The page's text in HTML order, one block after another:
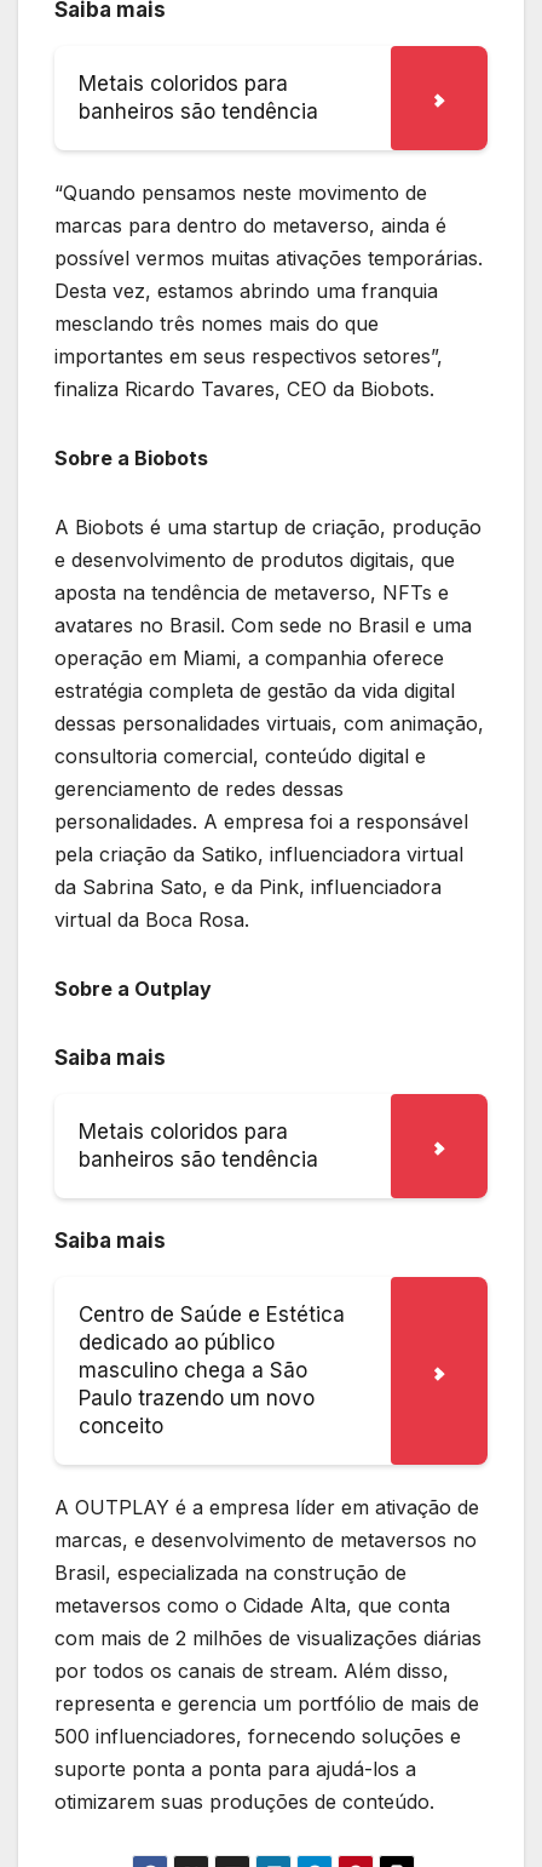
Saiba mais
Metais coloridos para
banheiros são tendência
“Quando pensamos neste movimento de
marcas para dentro do metaverso, ainda é
possível vermos muitas ativações temporárias.
Desta vez, estamos abrindo uma franquia
mesclando três nomes mais do que
importantes em seus respectivos setores”,
finaliza Ricardo Tavares, CEO da Biobots.
Sobre a Biobots
A Biobots é uma startup de criação, produção
e desenvolvimento de produtos digitais, que
aposta na tendência de metaverso, NFTs e
avatares no Brasil. Com sede no Brasil e uma
operação em Miami, a companhia oferece
estratégia completa de gestão da vida digital
dessas personalidades virtuais, com animação,
consultoria comercial, conteúdo digital e
gerenciamento de redes dessas
personalidades. A empresa foi a responsável
pela criação da Satiko, influenciadora virtual
da Sabrina Sato, e da Pink, influenciadora
virtual da Boca Rosa.
Sobre a Outplay
Saiba mais
Metais coloridos para
banheiros são tendência
Saiba mais
Centro de Saúde e Estética
dedicado ao público
masculino chega a São
Paulo trazendo um novo
conceito
A OUTPLAY é a empresa líder em ativação de
marcas, e desenvolvimento de metaversos no
Brasil, especializada na construção de
metaversos como o Cidade Alta, que conta
com mais de 2 milhões de visualizações diárias
por todos os canais de stream. Além disso,
representa e gerencia um portfólio de mais de
500 influenciadores, fornecendo soluções e
suporte ponta a ponta para ajudá-los a
otimizarem suas produções de conteúdo.